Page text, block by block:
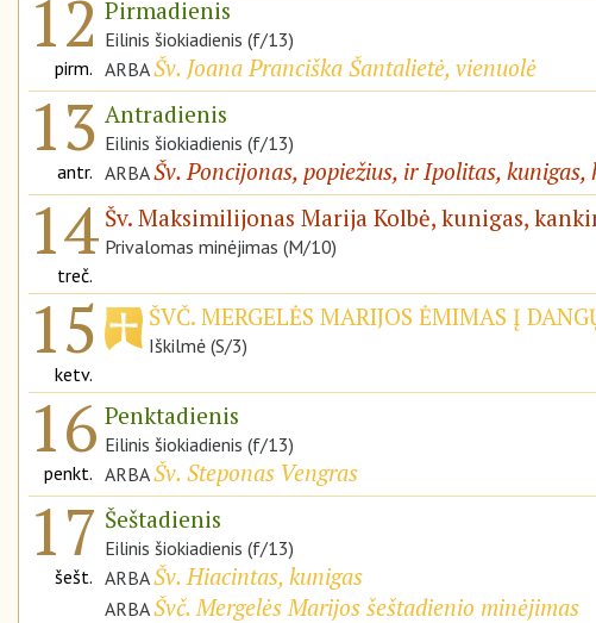
12
pirm.
Pirmadienis
Eilinis šiokiadienis (f/13)
ARBAŠv. Joana Pranciška Šantalietė, vienuolė
13
antr.
Antradienis
Eilinis šiokiadienis (f/13)
ARBAŠv. Poncijonas, popiežius, ir Ipolitas,
14
treč.
Šv. Maksimilijonas Marija Kolbė, kunigas,
Privalomas minėjimas (M/10)
15
ketv.
ŠVČ. MERGELĖS MARIJOS ĖMIMAS Į
Iškilmė (S/3)
16
penkt.
Penktadienis
Eilinis šiokiadienis (f/13)
ARBAŠv. Steponas Vengras
17
šešt.
Šeštadienis
Eilinis šiokiadienis (f/13)
ARBAŠv. Hiacintas, kunigas
ARBAŠvč. Mergelės Marijos šeštadienio minėjimas